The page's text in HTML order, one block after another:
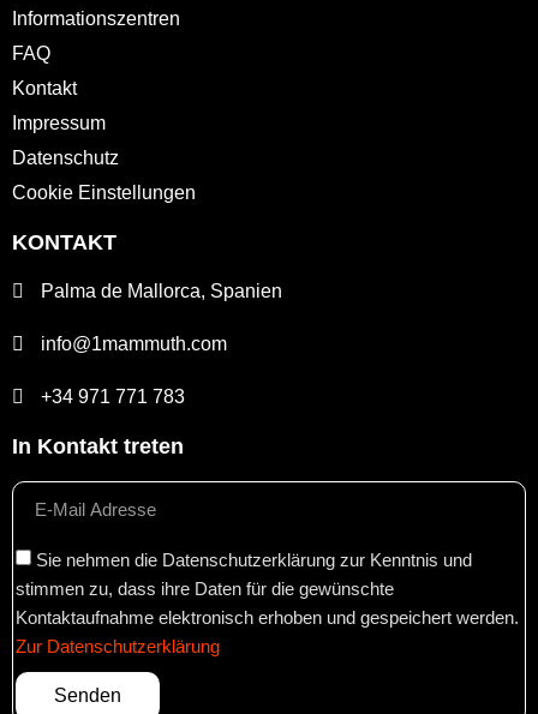
Informationszentren
FAQ
Kontakt
Impressum
Datenschutz
Cookie Einstellungen
KONTAKT
Palma de Mallorca, Spanien
info@1mammuth.com
+34 971 771 783
In Kontakt treten
Sie nehmen die Datenschutzerklärung zur Kenntnis und
stimmen zu, dass ihre Daten für die gewünschte
Kontaktaufnahme elektronisch erhoben und gespeichert werden.
Zur Datenschutzerklärung
Senden